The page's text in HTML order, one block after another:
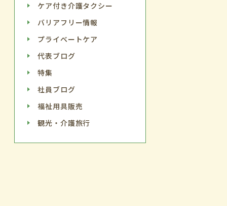
ケア付き介護タクシー
バリアフリー情報
プライベートケア
代表ブログ
特集
社員ブログ
福祉用具販売
観光・介護旅行